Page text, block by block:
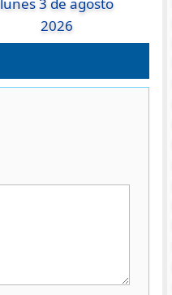
lunes 3 de agosto
2026